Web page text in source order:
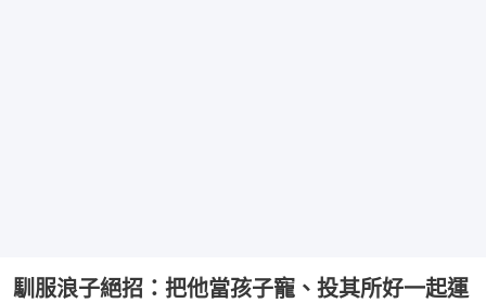
馴服浪子絕招：把他當孩子寵、投其所好一起運